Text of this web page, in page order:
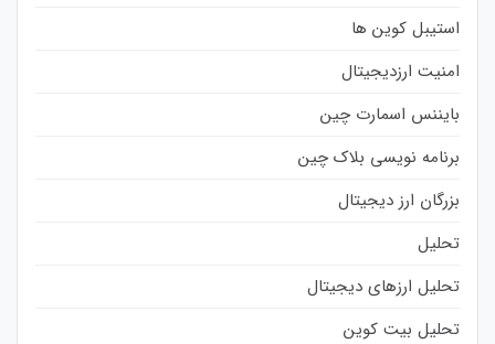
استیبل کوین ها
امنیت ارزدیجیتال
بایننس اسمارت چین
برنامه نویسی بلاک چین
بزرگان ارز دیجیتال
تحلیل
تحلیل ارزهای دیجیتال
تحلیل بیت کوین